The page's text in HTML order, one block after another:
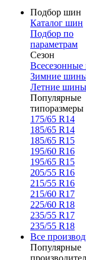
Подбор шин
Каталог шин
Подбор по
параметрам
Сезон
Зимние
Летние шины
Популярные
типоразмеры
175/65 R14
185/65 R14
185/65 R15
195/60 R16
195/65 R15
205/55 R16
215/55 R16
215/60 R17
225/60 R18
235/55 R17
235/55 R18
Все
Популярные